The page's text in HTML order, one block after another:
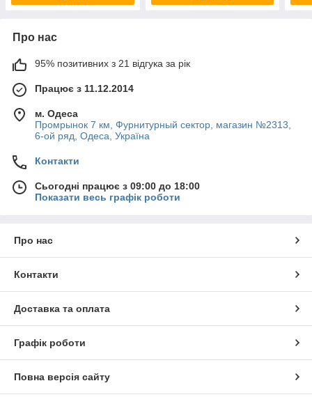
Про нас
95% позитивних з 21 відгука за рік
Працює з 11.12.2014
м. Одеса
Промрынок 7 км, Фурнитурный сектор, магазин №2313,
6-ой ряд, Одеса, Україна
Контакти
Сьогодні працює з 09:00 до 18:00
Показати весь графік роботи
Про нас
Контакти
Доставка та оплата
Графік роботи
Повна версія сайту